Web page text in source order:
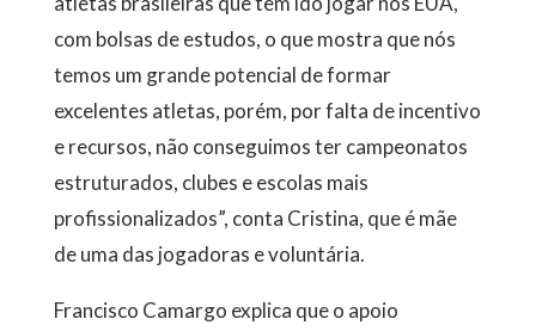
com bolsas de estudos, o que mostra que nós
temos um grande potencial de formar
excelentes atletas, porém, por falta de incentivo
e recursos, não conseguimos ter campeonatos
estruturados, clubes e escolas mais
profissionalizados”, conta Cristina, que é mãe
de uma das jogadoras e voluntária.
Francisco Camargo explica que o apoio